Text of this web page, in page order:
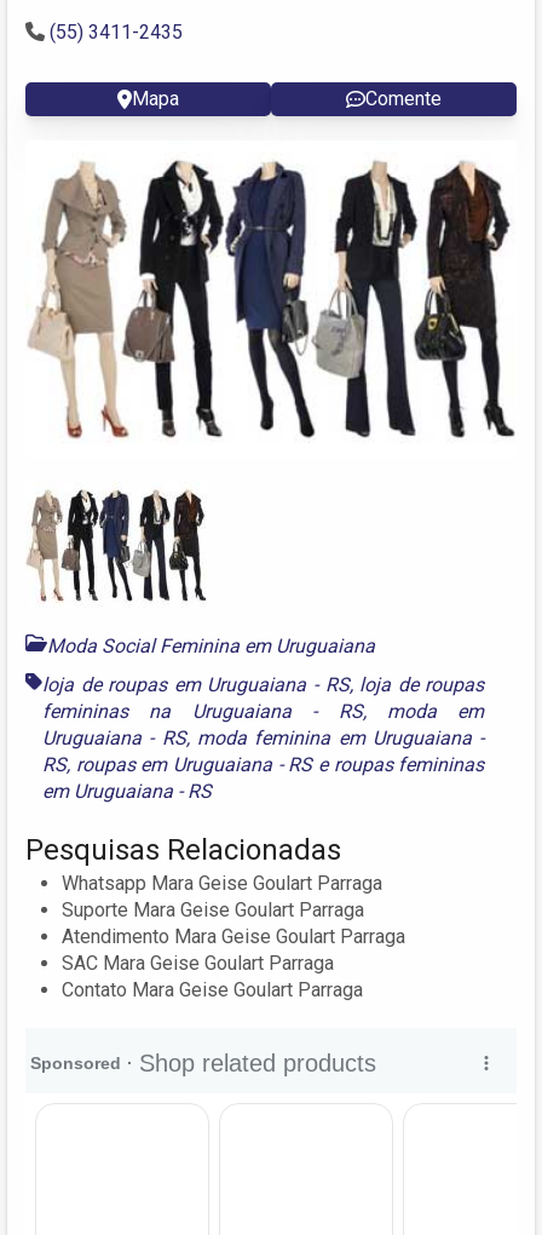
(55) 3411-2435
Mapa Comente
Moda Social Feminina em Uruguaiana
loja de roupas em Uruguaiana - RS, loja de roupas
femininas na Uruguaiana - RS, moda em
Uruguaiana - RS, moda feminina em Uruguaiana -
RS, roupas em Uruguaiana - RSe roupas femininas
em Uruguaiana - RS
Pesquisas Relacionadas
Whatsapp Mara Geise Goulart Parraga
Suporte Mara Geise Goulart Parraga
Atendimento Mara Geise Goulart Parraga
SAC Mara Geise Goulart Parraga
Contato Mara Geise Goulart Parraga